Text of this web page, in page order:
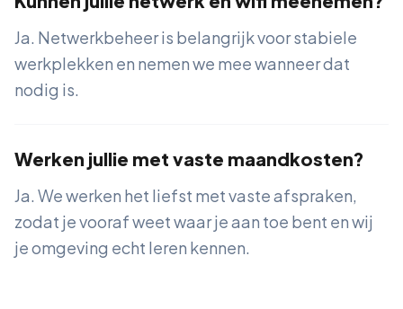
Ja. Netwerkbeheer is belangrijk voor stabiele
werkplekken en nemen we mee wanneer dat
nodig is.
Werken jullie met vaste maandkosten?
Ja. We werken het liefst met vaste afspraken,
zodat je vooraf weet waar je aan toe bent en wij
je omgeving echt leren kennen.